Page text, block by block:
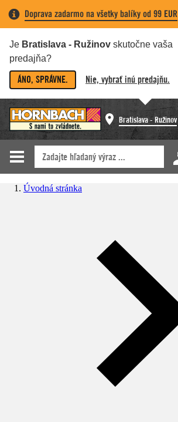
Doprava zadarmo na všetky balíky od 99 EUR
Je Bratislava - Ružinov skutočne vaša
predajňa?
ÁNO, SPRÁVNE. Nie, vybrať inú predajňu.
Bratislava - Ružinov
Úvodná stránka